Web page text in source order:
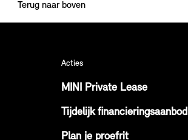
Terug naar boven
Acties
MINI Private Lease
Tijdelijk financieringsaanbod
Plan je proefrit